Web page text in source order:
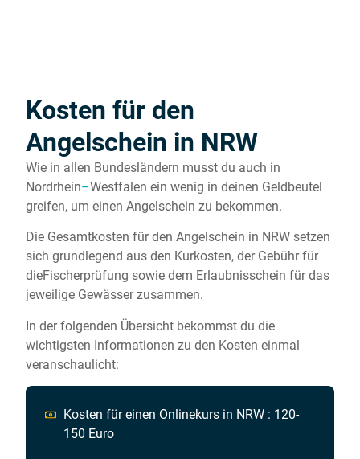
Kosten für den
Angelschein in NRW
Wie in allen Bundesländern musst du auch in
Nordrhein–Westfalen ein wenig in deinen Geldbeutel
greifen, um einen Angelschein zu bekommen.
Die Gesamtkosten für den Angelschein in NRW setzen
sich grundlegend aus den Kurkosten, der Gebühr für
dieFischerprüfung sowie dem Erlaubnisschein für das
jeweilige Gewässer zusammen.
In der folgenden Übersicht bekommst du die
wichtigsten Informationen zu den Kosten einmal
veranschaulicht:
Kosten für einen Onlinekurs in NRW : 120-
150 Euro